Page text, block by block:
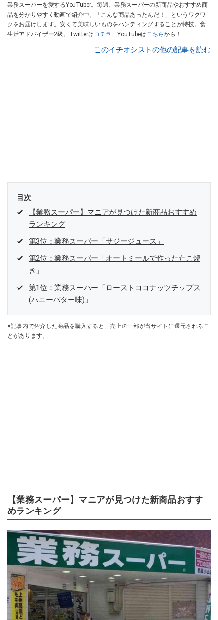
業務スーパーを愛するYouTuber。毎週、業務スーパーの新商品やおすすめ商
品を分かりやすく動画で紹介中。「こんな商品あったんだ！」というワクワ
クをお届けします。安くて美味しいものをハンティングすることが特技。食
生活アドバイザー2級。Twitterはコチラ 、YouTubeはこちらから！
このイチオシストの他の記事を読む
目次
【業務スーパー】マニアが見つけた新商品おすすめ
ランキング
第3位：業務スーパー「サジージュース」
第2位：業務スーパー「オートミールで作ったたこ焼
き」
第1位：業務スーパー「ローストココナッツチップス
(ハニーバター味)」
※記事内で紹介した商品を購入すると、売上の一部が当サイトに還元されるこ
とがあります。
【業務スーパー】マニアが見つけた新商品おすす
めランキング